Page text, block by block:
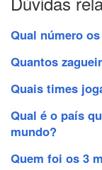
Qual número
Quantos
Quais times
Qual é o país
mundo?
Quem foi os 3